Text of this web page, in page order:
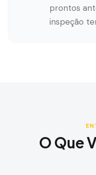
prontos
inspeção
O Que